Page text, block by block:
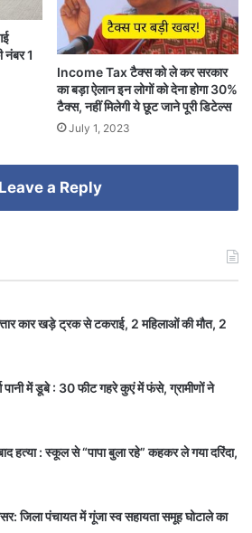
1
Income Tax टैक्स को ले कर सरकार
का बड़ा ऐलान इन लोगों को देना होगा 30%
टैक्स, नहीं मिलेगी ये छूट जाने पूरी डिटेल्स
July 1, 2023
Leave a Reply
कार खड़े ट्रक से टकराई, 2 महिलाओं की मौत, 2
पानी में डूबे : 30 फीट गहरे कुएं में फंसे, ग्रामीणों ने
हत्या : स्कूल से “पापा बुला रहे” कहकर ले गया दरिंदा,
जिला पंचायत में गूंजा स्व सहायता समूह घोटाले का